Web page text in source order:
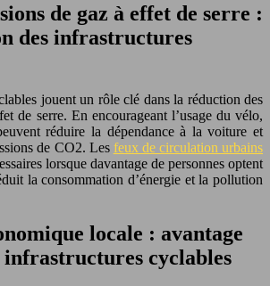
de gaz à effet de serre :
des infrastructures
jouent un rôle clé dans la réduction des
de serre. En encourageant l’usage du vélo,
réduire la dépendance à la voiture et
de CO2. Les feux de circulation urbains
lorsque davantage de personnes optent
la consommation d’énergie et la pollution
locale : avantage
infrastructures cyclables